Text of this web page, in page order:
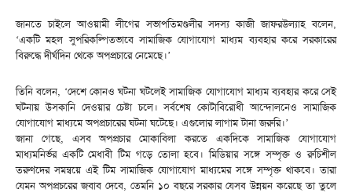
জানতে চাইলে আওয়ামী লীগের সভাপতিমণ্ডলীর সদস্য কাজী জাফরউল্যাহ বলেন,
‘একটি মহল সুপরিকল্পিতভাবে সামাজিক যোগাযোগ মাধ্যম ব্যবহার করে সরকারের
বিরুদ্ধে দীর্ঘদিন থেকে অপপ্রচারে নেমেছে।’
তিনি বলেন, ‘দেশে কোনও ঘটনা ঘটলেই সামাজিক যোগাযোগ মাধ্যম ব্যবহার করে সেই
ঘটনায় উসকানি দেওয়ার চেষ্টা চলে। সর্বশেষ কোটাবিরোধী আন্দোলনেও সামাজিক
যোগাযোগ মাধ্যমে অপপ্রচারের ঘটনা ঘটেছে। এগুলোর লাগাম টানা জরুরি।’
জানা গেছে, এসব অপপ্রচার মোকাবিলা করতে একদিকে সামাজিক যোগাযোগ
মাধ্যমনির্ভর একটি মেধাবী টিম গড়ে তোলা হবে। মিডিয়ার সঙ্গে সম্পৃক্ত ও রুচিশীল
তরুণদের সমন্বয়ে এই টিম সামাজিক যোগাযোগ মাধ্যমের সঙ্গে সম্পৃক্ত থাকবে। তারা
যেমন অপপ্রচরের জবাব দেবে, তেমনি ১০ বছরে সরকার যেসব উন্নয়ন করেছে তা তুলে